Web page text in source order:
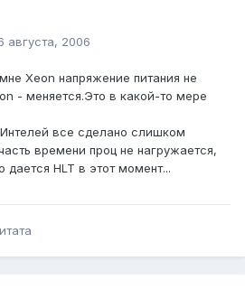
августа, 2006
Xeon напряжение питания не
- меняется.Это в какой-то мере
все сделано слишком
времени проц не нагружается,
HLT в этот момент...